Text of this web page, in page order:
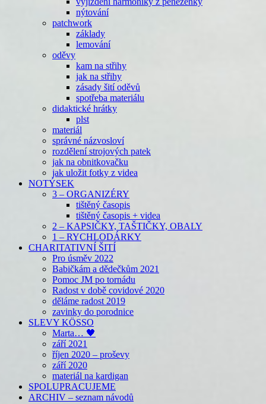
nýtování
patchwork
základy
lemování
oděvy
kam na střihy
jak na střihy
zásady šití oděvů
spotřeba materiálu
didaktické hrátky
plst
materiál
správné názvosloví
rozdělení strojových patek
jak na obnitkovačku
jak uložit fotky z videa
NOTÝSEK
3 – ORGANIZÉRY
tištěný časopis
tištěný časopis + videa
2 – KAPSIČKY, TAŠTIČKY, OBALY
1 – RYCHLODÁRKY
CHARITATIVNÍ ŠITÍ
Pro úsměv 2022
Babičkám a dědečkům 2021
Pomoc JM po tornádu
Radost v době covidové 2020
děláme radost 2019
zavinky do porodnice
SLEVY KÖSSO
Marta… 🖤
září 2021
říjen 2020 – proševy
září 2020
materiál na kardigan
SPOLUPRACUJEME
ARCHIV – seznam návodů